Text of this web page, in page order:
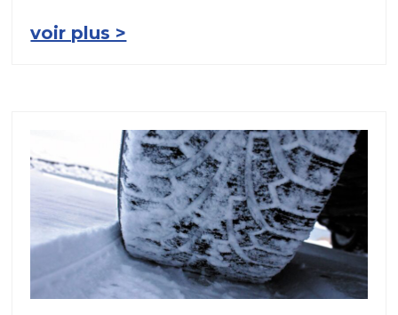
voir plus >